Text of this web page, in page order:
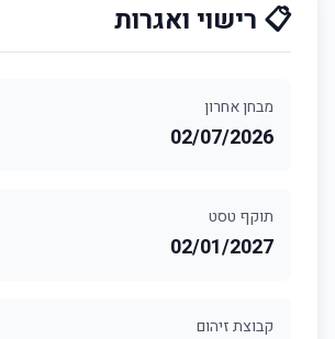
📋 רישוי ואגרות
מבחן אחרון
02/07/2026
תוקף טסט
02/01/2027
קבוצת זיהום